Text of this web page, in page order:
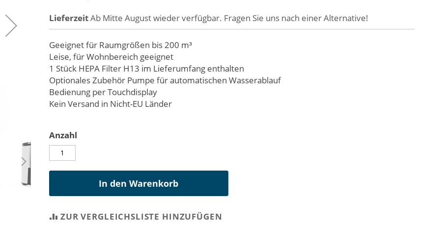
LieferzeitAb Mitte August wieder verfügbar. Fragen Sie uns nach einer Alternative!
Geeignet für Raumgrößen bis 200 m³
Leise, für Wohnbereich geeignet
1 Stück HEPA Filter H13 im Lieferumfang enthalten
Optionales Zubehör Pumpe für automatischen Wasserablauf
Bedienung per Touchdisplay
Kein Versand in Nicht-EU Länder
Anzahl
In den Warenkorb
ZUR VERGLEICHSLISTE HINZUFÜGEN